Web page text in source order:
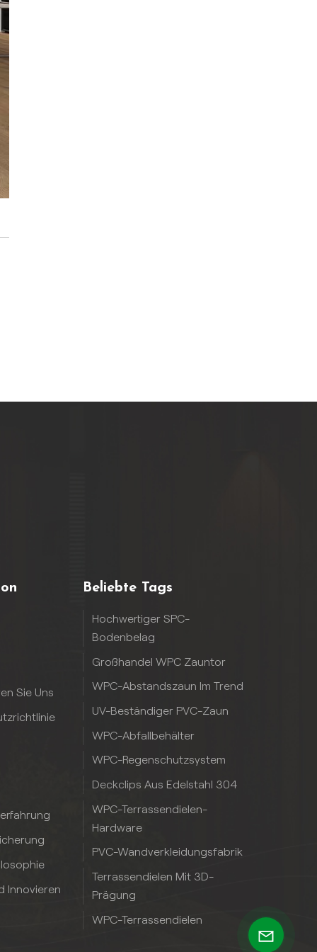
Sie Uns
Innovieren
Beliebte Tags
Hochwertiger SPC-
Bodenbelag
Großhandel WPC Zauntor
WPC-Abstandszaun Im Trend
UV-Beständiger PVC-Zaun
WPC-Abfallbehälter
WPC-Regenschutzsystem
Deckclips Aus Edelstahl 304
WPC-Terrassendielen-
Hardware
PVC-Wandverkleidungsfabrik
Terrassendielen Mit 3D-
Prägung
WPC-Terrassendielen